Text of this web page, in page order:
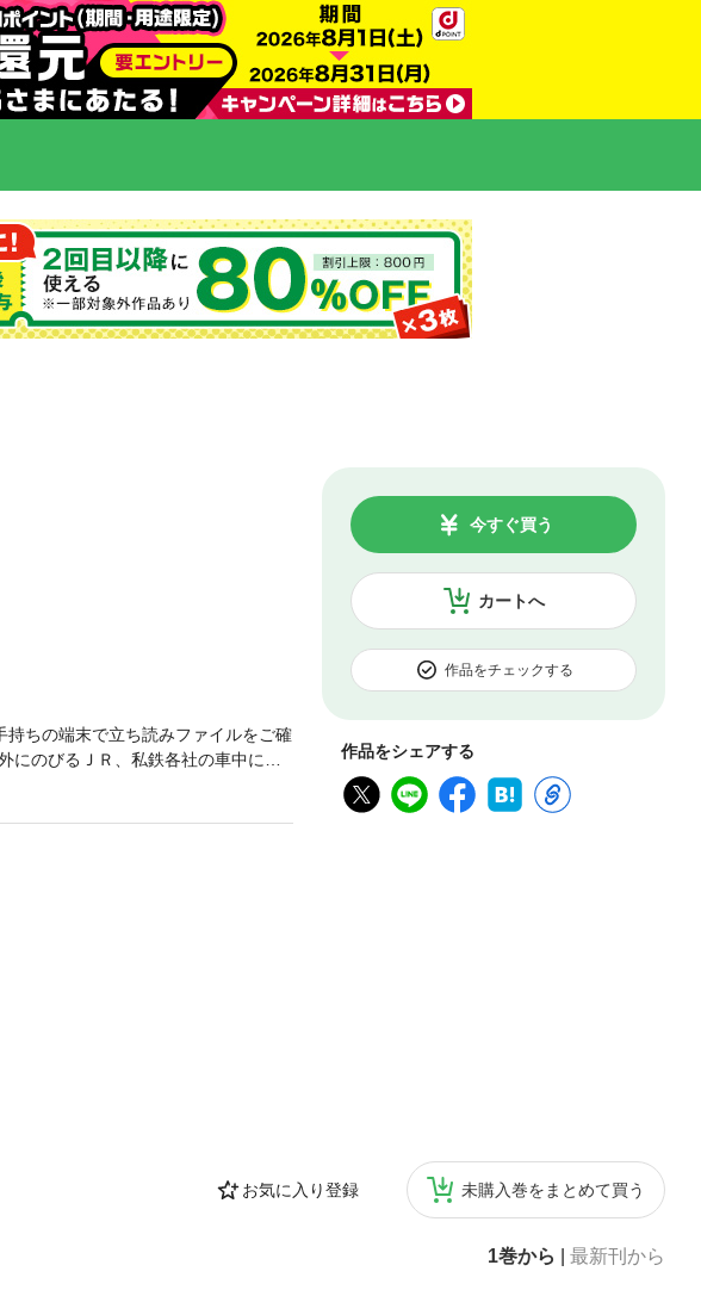
カートへ
今すぐ買う
作品をチェックする
作品をシェアする
お気に入り登録 未購入巻をまとめて買う
1巻から 最新刊から
持ちの端末で立ち読みファイルをご確
にのびるＪＲ、私鉄各社の車中に
。健康によく、しかもお金がかから
文字サイズだけを拡大・縮小するこ
にお手持ちの端末での表示をご確認